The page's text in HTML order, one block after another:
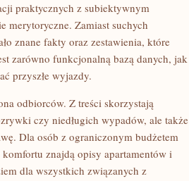
praktycznych z subiektywnym
merytoryczne. Zamiast suchych
znane fakty oraz zestawienia, które
zarówno funkcjonalną bazą danych, jak
przyszłe wyjazdy.
odbiorców. Z treści skorzystają
czy niedługich wypadów, ale także
Dla osób z ograniczonym budżetem
znajdą opisy apartamentów i
dla wszystkich związanych z